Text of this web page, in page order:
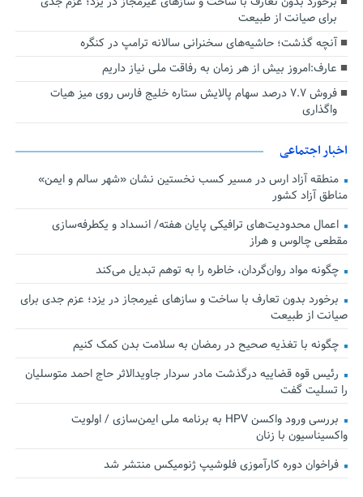
برای صیانت از طبیعت
آنچه گذشت؛ حاشیه‌های سخنرانی سالانه ترامپ در کنگره
عارف:امروز بیش از هر زمان به رفاقت ملی نیاز داریم
فروش ۷.۷ درصد سهام پالایش ستاره خلیج فارس روی میز هیات
واگذاری
اخبار اجتماعی
منطقه آزاد ارس در مسیر کسب نخستین نشان «شهر سالم و ایمن»
مناطق آزاد کشور
اعمال محدودیت‌های ترافیکی پایان هفته/ انسداد و یکطرفه‌سازی
مقطعی چالوس و هراز
چگونه مواد روان‌گردان، خاطره را به توهم تبدیل می‌کند
برخورد بدون تعارف با ساخت‌ و سازهای غیرمجاز در یزد؛ عزم جدی برای
صیانت از طبیعت
چگونه با تغذیه صحیح در رمضان به سلامت بدن کمک کنیم
رئیس قوه قضاییه درگذشت مادر سردار جاویدالاثر حاج احمد متوسلیان
را تسلیت گفت
بررسی ورود واکسن HPV به برنامه ملی ایمن‌سازی / اولویت
واکسیناسیون با زنان
فراخوان دوره کارآموزی فلوشیپ ژنومیکس منتشر شد